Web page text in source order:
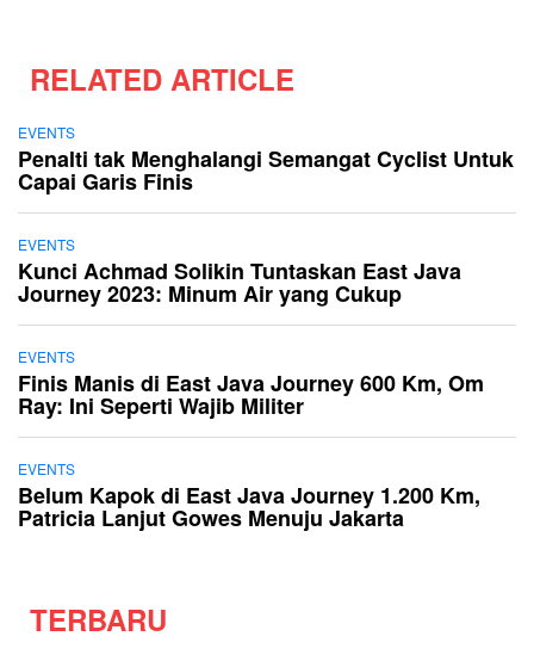
RELATED ARTICLE
EVENTS
Penalti tak Menghalangi Semangat Cyclist Untuk
Capai Garis Finis
EVENTS
Kunci Achmad Solikin Tuntaskan East Java
Journey 2023: Minum Air yang Cukup
EVENTS
Finis Manis di East Java Journey 600 Km, Om
Ray: Ini Seperti Wajib Militer
EVENTS
Belum Kapok di East Java Journey 1.200 Km,
Patricia Lanjut Gowes Menuju Jakarta
TERBARU